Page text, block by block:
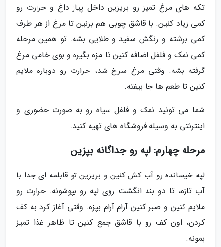
تکه های مرغ تمیز رو بریزین داخل پیاز داغ و حرارت رو
کمی زیاد کنین. با قاشق چوبی هم بزنین تا مرغ از هر طرف
کمی برشته و رنگش سفید و طلایی بشه. تو همین مرحله
کمی نمک و فلفل اضافه کنین تا مزه بگیره و بوی خامی مرغ
گرفته بشه. وقتی مرغ سرخ شد، حرارت رو دوباره ملایم
کنین تا طعم ها جا بیفته.
شما می تونید نمک و فلفل سیاه رو به صورت حضوری و
اینترنتی به وسیله فروشگاه های تهیه کنید.
مرحله چهارم: لپه رو جداگانه بپزین
لپه خیسانده رو آب کش کنین و بریزین تو قابلمه ای جدا با
آب تازه، تا دو بند انگشت روی لپه رو بپوشونه. حرارت رو
ملایم کنین و صبر کنین آرام آرام بپزه. وقتی آغاز کرد به کف
کردن، اون کف رو با قاشق جمع کنین تا ظاهر غذا تمیز
بمونه.